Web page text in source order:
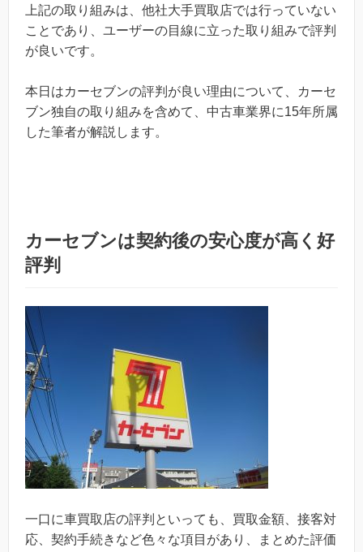
上記の取り組みは、他社大手買取店では行っていない
ことであり、ユーザーの目線に立った取り組みで評判
が良いです。
本日はカーセブンの評判が良い理由について、カーセ
ブン独自の取り組みを含めて、中古車業界に15年所属
した筆者が解説します。
カーセブンは契約後の安心度が高く好
評判
一口に車買取店の評判といっても、買取金額、接客対
応、契約手続きなど色々な項目があり、まとめた評価